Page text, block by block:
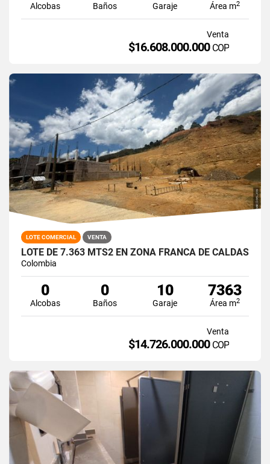
Alcobas Baños Garaje Área m2
Venta
$16.608.000.000 COP
LOTE COMERCIAL VENTA
LOTE DE 7.363 MTS2 EN ZONA FRANCA DE CALDAS
Colombia
0
Alcobas
0
Baños
10
Garaje
7363
Área m2
Venta
$14.726.000.000 COP